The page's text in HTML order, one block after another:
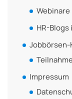
Webinare
HR-
Jobbörsen-
Impressum